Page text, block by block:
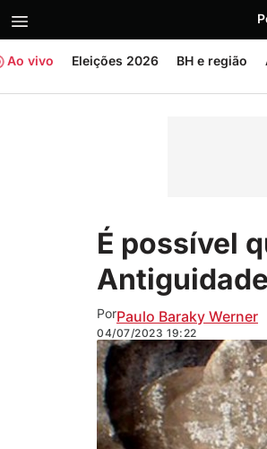
Ao vivo Eleições 2026 BH e região
É possível
PorPaulo Baraky Werner
04/07/2023 19:22